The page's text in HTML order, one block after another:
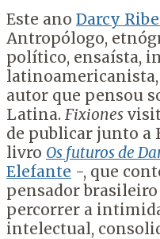
Este ano Darcy
Antropólogo,
político, ensaísta,
autor que pensou
Latina. Fixiones
de publicar junto a
livro Os futuros de
Elefante -, que
pensador
percorrer a
intelectual,